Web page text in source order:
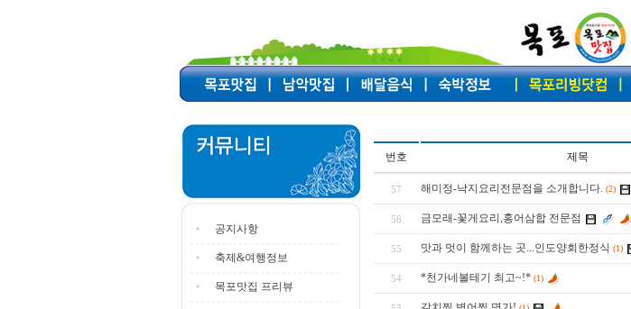
공지사항
축제&여행정보
목포맛집 프리뷰
번호 제목
57 해미정-낙지요리전문점을 소개합니다. (2)
56 금모래-꽃게요리,홍어삼합 전문점
55 맛과 멋이 함께하는 곳...인도양회한정식 (1)
54 *천가네볼테기 최고~!* (1)